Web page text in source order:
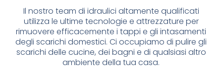
Il nostro team di idraulici altamente qualificati
utilizza le ultime tecnologie e attrezzature per
rimuovere efficacemente i tappi e gli intasamenti
degli scarichi domestici. Ci occupiamo di pulire gli
scarichi delle cucine, dei bagni e di qualsiasi altro
ambiente della tua casa.